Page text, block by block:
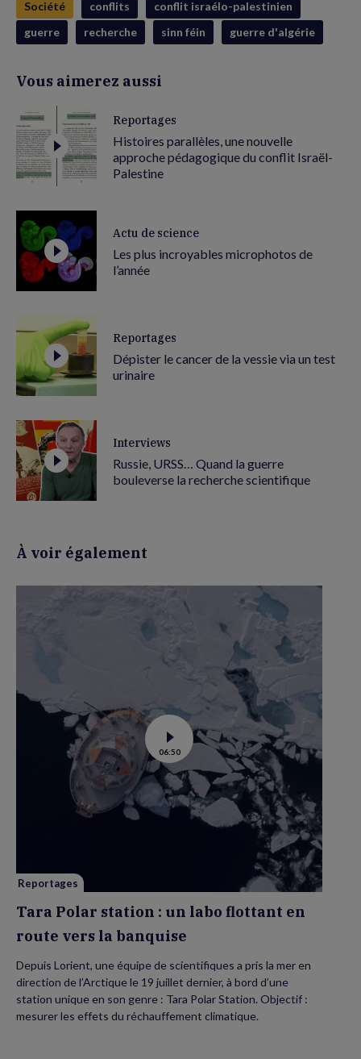
Société conflits
conflit israélo-palestinien
guerre
recherche sinn féin guerre d'algérie
Vous aimerez aussi
Reportages
Histoires parallèles, une nouvelle
approche pédagogique du conflit Israël-
Palestine
Actu de science
Les plus incroyables microphotos de
l’année
Reportages
Dépister le cancer de la vessie via un test
urinaire
Interviews
Russie, URSS… Quand la guerre
bouleverse la recherche scientifique
À voir également
Voir
la
vidéo
de
Tara
Polar
station
:
la
06:50
Reportages
Tara Polar station : un labo flottant en
route vers la banquise
Depuis Lorient, une équipe de scientifiques a pris la mer en
direction de l’Arctique le 19 juillet dernier, à bord d’une
station unique en son genre : Tara Polar Station. Objectif :
mesurer les effets du réchauffement climatique.